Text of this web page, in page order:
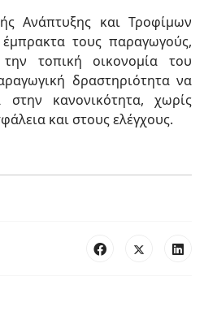
Ανάπτυξης και Τροφίμων
έμπρακτα τους παραγωγούς,
την τοπική οικονομία του
δραστηριότητα να
στην κανονικότητα, χωρίς
και στους ελέγχους.